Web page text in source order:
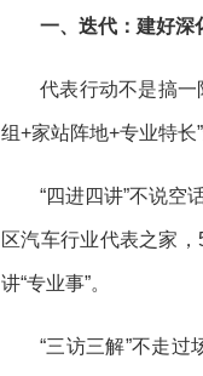
一、迭代：建好深
代表行动不是搞一
组+家站阵地+专业特长
“四进四讲”不说空
区汽车行业代表之家
讲“专业事”。
“三访三解”不走